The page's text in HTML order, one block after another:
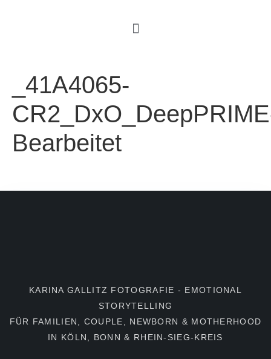
_41A4065-
Bearbeitet
KARINA GALLITZ FOTOGRAFIE - EMOTIONAL
STORYTELLING
FÜR FAMILIEN, COUPLE, NEWBORN & MOTHERHOOD
IN KÖLN, BONN & RHEIN-SIEG-KREIS